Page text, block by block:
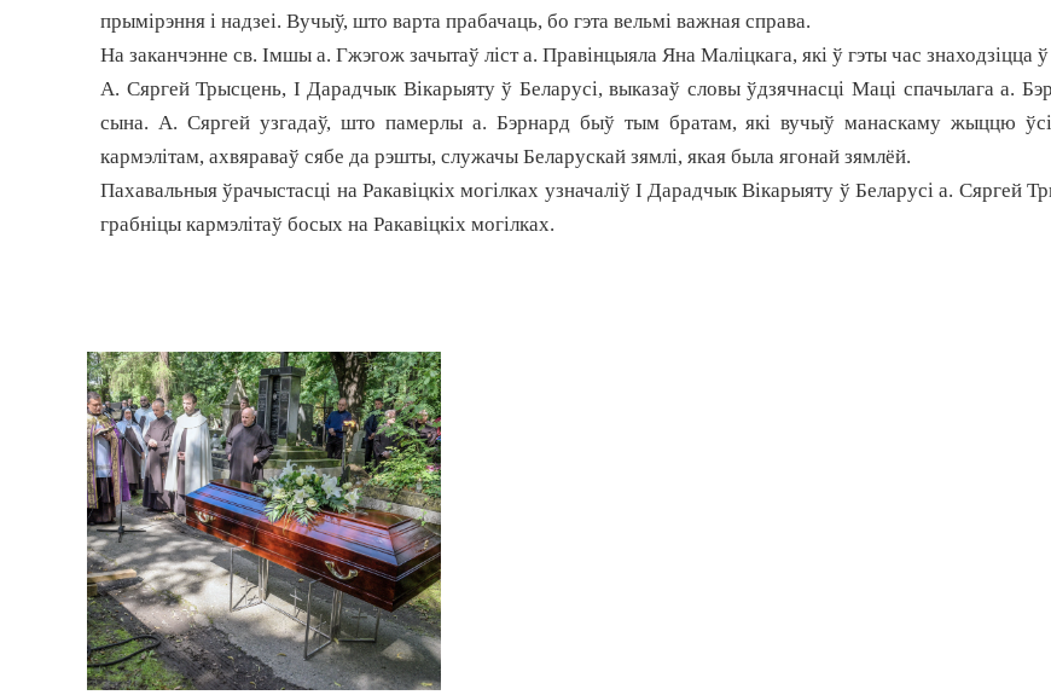
прымірэння і надзеі. Вучыў, што варта прабачаць, бо гэта вельмі важная справа.
На заканчэнне св. Імшы а. Гжэгож зачытаў ліст а. Правінцыяла Яна Маліцкага, які ў гэты час знаходзіцца
А. Сяргей Трысцень, І Дарадчык Вікарыяту ў Беларусі, выказаў словы ўдзячнасці Маці спачылага а.
сына. А. Сяргей узгадаў, што памерлы а. Бэрнард быў тым братам, які вучыў манаскаму жыццю
кармэлітам, ахвяраваў сябе да рэшты, служачы Беларускай зямлі, якая была ягонай зямлёй.
Пахавальныя ўрачыстасці на Ракавіцкіх могілках узначаліў І Дарадчык Вікарыяту ў Беларусі а. Сяргей
грабніцы кармэлітаў босых на Ракавіцкіх могілках.